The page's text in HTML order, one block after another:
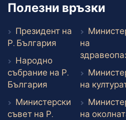
Полезни връзки
Президент на
Р. България Външен линк
Народно
събрание на Р.
България Външен линк
Министерски
съвет на Р.
на
Външен
на
на